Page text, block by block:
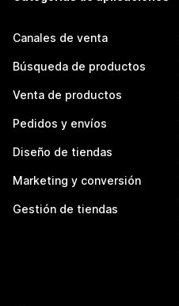
Canales de venta
Búsqueda de productos
Venta de productos
Pedidos y envíos
Diseño de tiendas
Marketing y conversión
Gestión de tiendas